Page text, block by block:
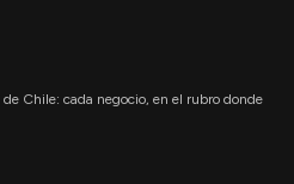
Chile: cada negocio, en el rubro donde